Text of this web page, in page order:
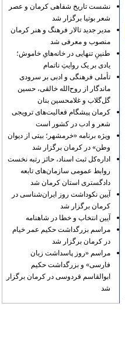
نشست تاریخ شفاهی کرمان و عصر
شعر بوتیا برگزار شد
مدیر جدید تالار فرهنگ و هنر کرمان
منصوب و معرفی شد
طنینِ تنهایی در خانه‌هایِ خاموش؛
یادی بر یک روایتِ ناتمام
تأملی فرهنگی و ادبی بر سرودی
ماندگار از روح‌الله خالقی، حسین
گل‌گلاب و غلامحسین بنان
کرمان پیشگام فعالیت‌های ترویجی
شعر و ادب در کشور است
ویژه برنامه «خرمشهر؛ بیتی از دیوان
وطن» در کرمان برگزار شد
اداره‌کل ثبت اسناد، حائز رتبه نخست
روابط عمومی سازمان‌های تابعه
دادگستری استان کرمان شد
آیین نکوداشت روز ایران‌شناسی در
کرمان برگزار شد
آیین انتخاب و خطا در شاهنامه
مراسم بزرگداشت حکیم عمر خیام
در کرمان برگزار شد
مراسم «روز پاسداشت زبان
فارسی» و بزرگداشت حکیم
ابوالقاسم فردوسی در کرمان برگزار
شد